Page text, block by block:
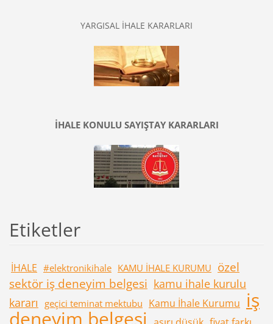
YARGISAL İHALE KARARLARI
İHALE KONULU SAYIŞTAY KARARLARI
Etiketler
İHALE #elektronikihale KAMU İHALE KURUMU özel
sektör iş deneyim belgesi kamu ihale kurulu
kararı geçici teminat mektubu Kamu İhale Kurumu iş
deneyim belgesi